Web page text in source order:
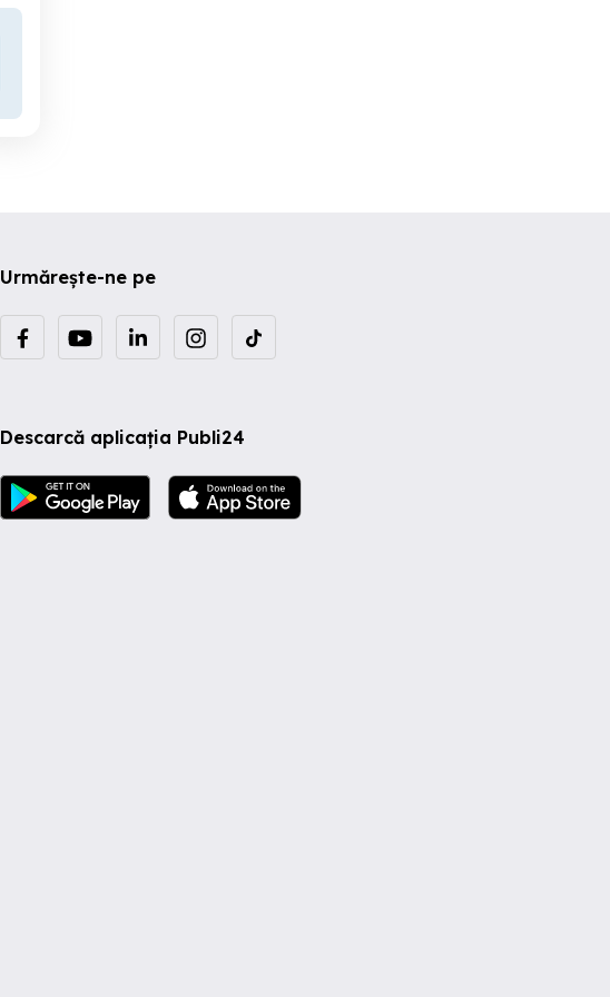
Urmărește-ne pe
Descarcă aplicația Publi24